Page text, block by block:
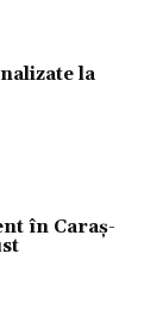
la
în Caraș-